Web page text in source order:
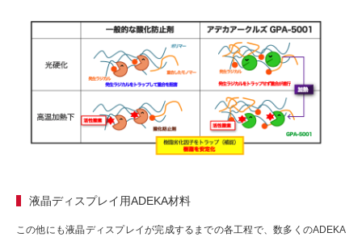
液晶ディスプレイ用ADEKA材料
この他にも液晶ディスプレイが完成するまでの各工程で、数多くのADEKA